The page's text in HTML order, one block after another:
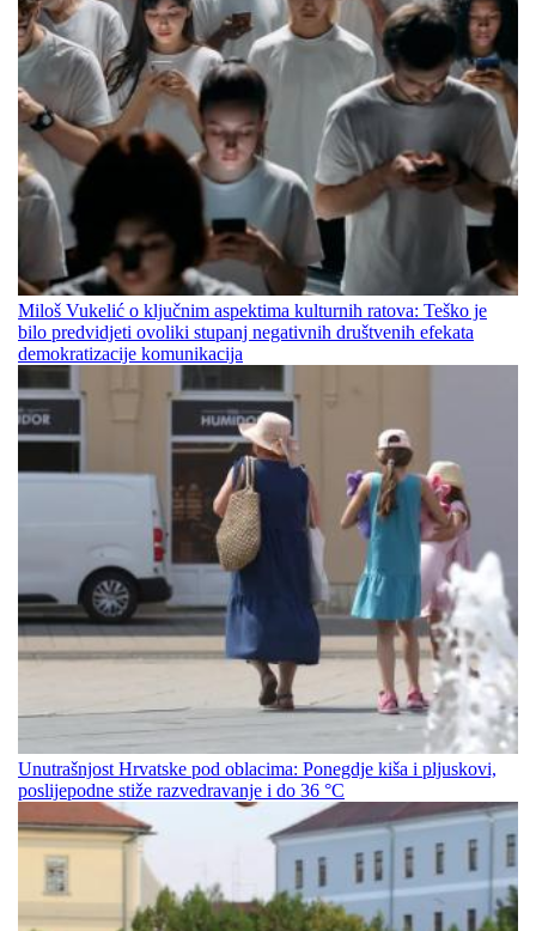
Miloš Vukelić o ključnim aspektima kulturnih ratova: Teško je
bilo predvidjeti ovoliki stupanj negativnih društvenih efekata
demokratizacije komunikacija
Unutrašnjost Hrvatske pod oblacima: Ponegdje kiša i pljuskovi,
poslijepodne stiže razvedravanje i do 36 °C